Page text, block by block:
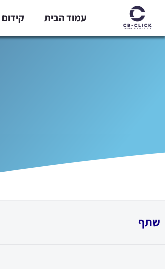
לתוכן
עמוד הבית
שתף